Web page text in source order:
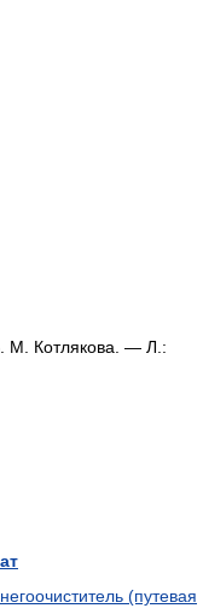
М. Котлякова. — Л.:
(путевая